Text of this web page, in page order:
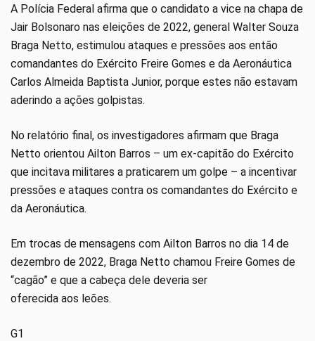
A Polícia Federal afirma que o candidato a vice na chapa de
Jair Bolsonaro nas eleições de 2022, general Walter Souza
Braga Netto, estimulou ataques e pressões aos então
comandantes do Exército Freire Gomes e da Aeronáutica
Carlos Almeida Baptista Junior, porque estes não estavam
aderindo a ações golpistas.
No relatório final, os investigadores afirmam que Braga
Netto orientou Ailton Barros – um ex-capitão do Exército
que incitava militares a praticarem um golpe – a incentivar
pressões e ataques contra os comandantes do Exército e
da Aeronáutica.
Em trocas de mensagens com Ailton Barros no dia 14 de
dezembro de 2022, Braga Netto chamou Freire Gomes de
“cagão” e que a cabeça dele deveria ser
oferecida aos leões.
G1